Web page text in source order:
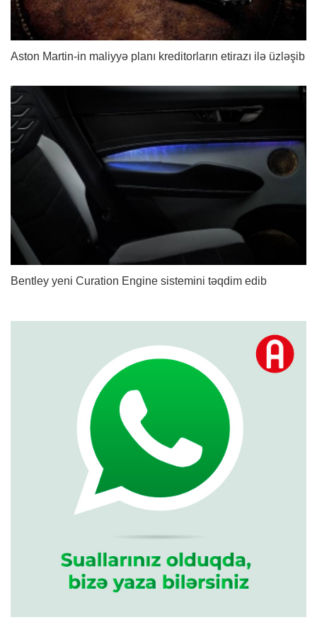
Aston Martin-in maliyyə planı kreditorların etirazı ilə üzləşib
Bentley yeni Curation Engine sistemini təqdim edib